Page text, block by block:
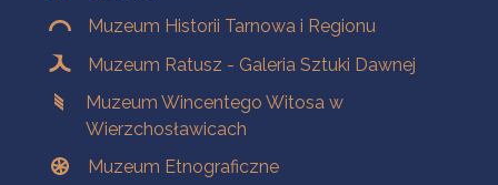
Muzeum Historii Tarnowa i Regionu
Muzeum Ratusz - Galeria Sztuki Dawnej
Muzeum Wincentego Witosa w
Wierzchosławicach
Muzeum Etnograficzne